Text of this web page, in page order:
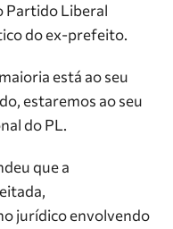
Partido Liberal
do ex-prefeito.
está ao seu
estaremos ao seu
do PL.
que a
jurídico envolvendo